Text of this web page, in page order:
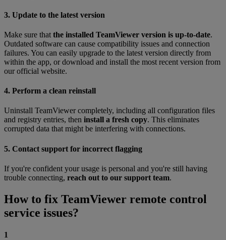
3. Update to the latest version
Make sure that the installed TeamViewer version is up-to-date.
Outdated software can cause compatibility issues and connection
failures. You can easily upgrade to the latest version directly from
within the app, or download and install the most recent version from
our official website.
4. Perform a clean reinstall
Uninstall TeamViewer completely, including all configuration files
and registry entries, then install a fresh copy. This eliminates
corrupted data that might be interfering with connections.
5. Contact support for incorrect flagging
If you're confident your usage is personal and you're still having
trouble connecting, reach out to our support team.
How to fix TeamViewer remote control
service issues?
1